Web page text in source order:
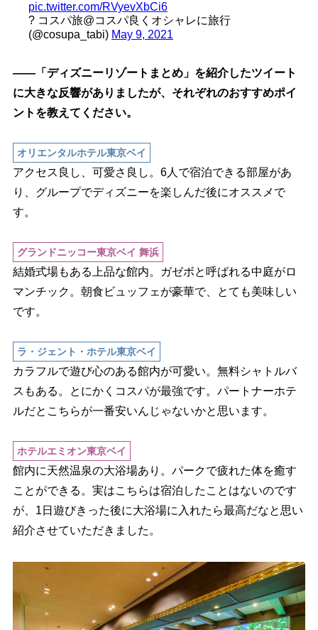
pic.twitter.com/RVyevXbCi6
? コスパ旅@コスパ良くオシャレに旅行
(@cosupa_tabi) May 9, 2021
――「ディズニーリゾートまとめ」を紹介したツイート
に大きな反響がありましたが、それぞれのおすすめポイ
ントを教えてください。
オリエンタルホテル東京ベイ
アクセス良し、可愛さ良し。6人で宿泊できる部屋があ
り、グループでディズニーを楽しんだ後にオススメで
す。
グランドニッコー東京ベイ 舞浜
結婚式場もある上品な館内。ガゼボと呼ばれる中庭がロ
マンチック。朝食ビュッフェが豪華で、とても美味しい
です。
ラ・ジェント・ホテル東京ベイ
カラフルで遊び心のある館内が可愛い。無料シャトルバ
スもある。とにかくコスパが最強です。パートナーホテ
ルだとこちらが一番安いんじゃないかと思います。
ホテルエミオン東京ベイ
館内に天然温泉の大浴場あり。パークで疲れた体を癒す
ことができる。実はこちらは宿泊したことはないのです
が、1日遊びきった後に大浴場に入れたら最高だなと思い
紹介させていただきました。